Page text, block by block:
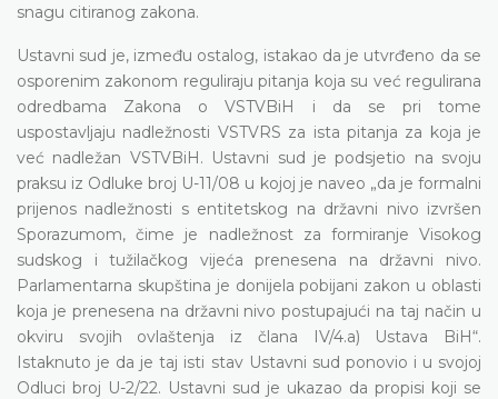
snagu citiranog zakona.
Ustavni sud je, između ostalog, istakao da je utvrđeno da se
osporenim zakonom reguliraju pitanja koja su već regulirana
odredbama Zakona o VSTVBiH i da se pri tome
uspostavljaju nadležnosti VSTVRS za ista pitanja za koja je
već nadležan VSTVBiH. Ustavni sud je podsjetio na svoju
praksu iz Odluke broj U-11/08 u kojoj je naveo „da je formalni
prijenos nadležnosti s entitetskog na državni nivo izvršen
Sporazumom, čime je nadležnost za formiranje Visokog
sudskog i tužilačkog vijeća prenesena na državni nivo.
Parlamentarna skupština je donijela pobijani zakon u oblasti
koja je prenesena na državni nivo postupajući na taj način u
okviru svojih ovlaštenja iz člana IV/4.a) Ustava BiH“.
Istaknuto je da je taj isti stav Ustavni sud ponovio i u svojoj
Odluci broj U-2/22. Ustavni sud je ukazao da propisi koji se